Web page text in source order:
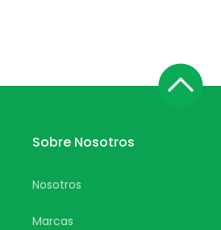
Sobre Nosotros
Nosotros
Marcas